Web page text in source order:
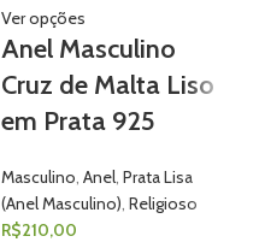
Ver opções
Anel Masculino
Cruz de Malta Liso
em Prata 925
Masculino Anel Prata Lisa
(Anel Masculino) Religioso
R$210,00